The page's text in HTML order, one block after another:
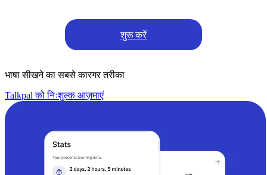
शुरू करें
भाषा सीखने का सबसे कारगर तरीका
Talkpal को निःशुल्क आज़माएं